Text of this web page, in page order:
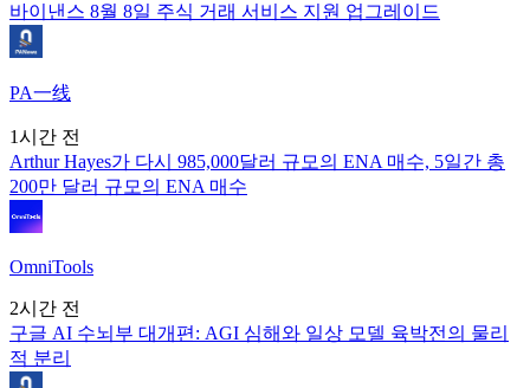
바이낸스 8월 8일 주식 거래 서비스 지원 업그레이드
PA一线
1시간 전
Arthur Hayes가 다시 985,000달러 규모의 ENA 매수, 5일간 총
200만 달러 규모의 ENA 매수
OmniTools
2시간 전
구글 AI 수뇌부 대개편: AGI 심해와 일상 모델 육박전의 물리
적 분리